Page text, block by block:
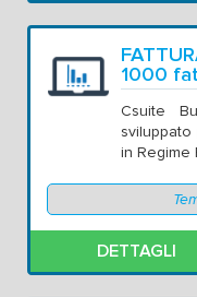
1000
Csuite
in Regime
DETTAGLI